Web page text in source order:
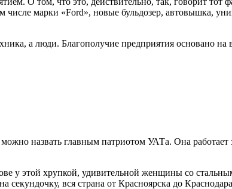
марки «Ford», новые бульдозер, автовышка,
а люди. Благополучие предприятия основано на
назвать главным патриотом УАТа. Она работает
у этой хрупкой, удивительной женщины со
вся страна от Красноярска до